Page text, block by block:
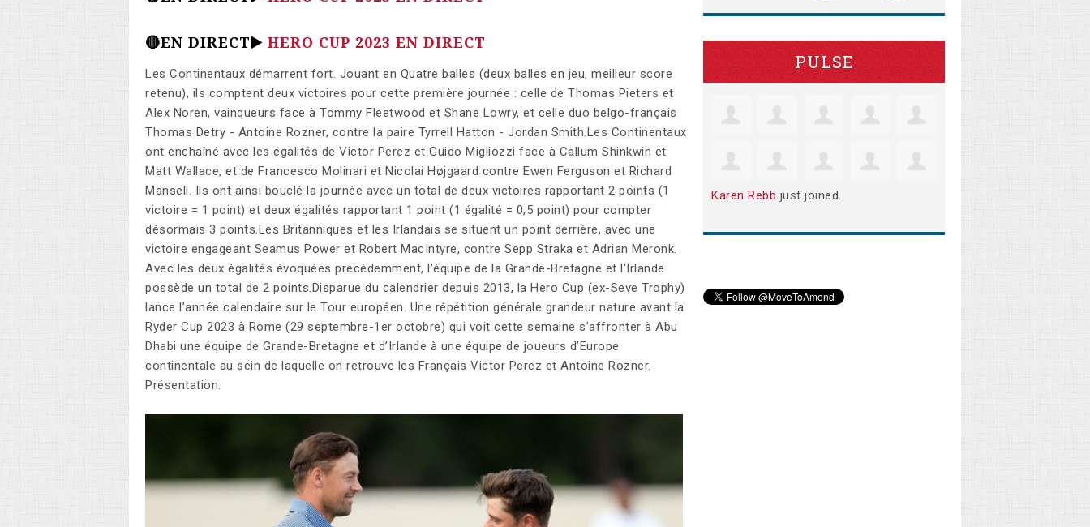
🔴EN DIRECT▶️ HERO CUP 2023 EN DIRECT
Les Continentaux démarrent fort. Jouant en Quatre balles (deux balles en jeu, meilleur score
retenu), ils comptent deux victoires pour cette première journée : celle de Thomas Pieters et
Alex Noren, vainqueurs face à Tommy Fleetwood et Shane Lowry, et celle duo belgo-français
Thomas Detry - Antoine Rozner, contre la paire Tyrrell Hatton - Jordan Smith.Les Continentaux
ont enchaîné avec les égalités de Victor Perez et Guido Migliozzi face à Callum Shinkwin et
Matt Wallace, et de Francesco Molinari et Nicolai Højgaard contre Ewen Ferguson et Richard
Mansell. Ils ont ainsi bouclé la journée avec un total de deux victoires rapportant 2 points (1
victoire = 1 point) et deux égalités rapportant 1 point (1 égalité = 0,5 point) pour compter
désormais 3 points.Les Britanniques et les Irlandais se situent un point derrière, avec une
victoire engageant Seamus Power et Robert MacIntyre, contre Sepp Straka et Adrian Meronk.
Avec les deux égalités évoquées précédemment, l'équipe de la Grande-Bretagne et l'Irlande
possède un total de 2 points.Disparue du calendrier depuis 2013, la Hero Cup (ex-Seve Trophy)
lance l’année calendaire sur le Tour européen. Une répétition générale grandeur nature avant la
Ryder Cup 2023 à Rome (29 septembre-1er octobre) qui voit cette semaine s’affronter à Abu
Dhabi une équipe de Grande-Bretagne et d’Irlande à une équipe de joueurs d’Europe
continentale au sein de laquelle on retrouve les Français Victor Perez et Antoine Rozner.
Présentation.
PULSE
Karen Rebb just joined.